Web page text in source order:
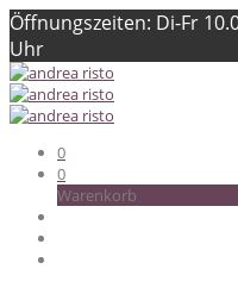
Öffnungszeiten: Di-Fr
Uhr
0
0
Warenkorb